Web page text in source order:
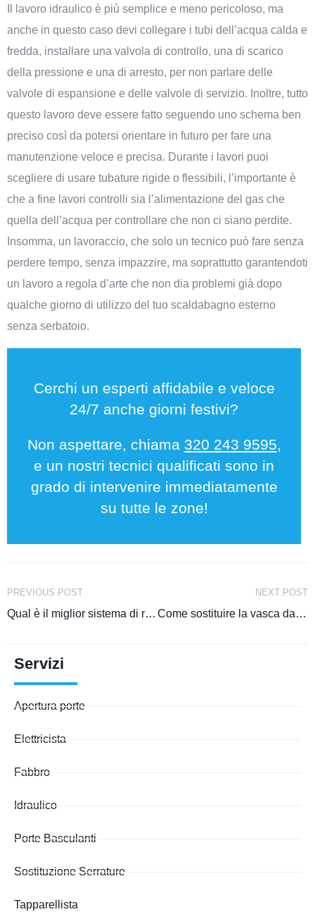
Il lavoro idraulico è più semplice e meno pericoloso, ma
anche in questo caso devi collegare i tubi dell’acqua calda e
fredda, installare una valvola di controllo, una di scarico
della pressione e una di arresto, per non parlare delle
valvole di espansione e delle valvole di servizio. Inoltre, tutto
questo lavoro deve essere fatto seguendo uno schema ben
preciso così da potersi orientare in futuro per fare una
manutenzione veloce e precisa. Durante i lavori puoi
scegliere di usare tubature rigide o flessibili, l’importante è
che a fine lavori controlli sia l’alimentazione del gas che
quella dell’acqua per controllare che non ci siano perdite.
Insomma, un lavoraccio, che solo un tecnico può fare senza
perdere tempo, senza impazzire, ma soprattutto garantendoti
un lavoro a regola d’arte che non dia problemi già dopo
qualche giorno di utilizzo del tuo scaldabagno esterno
senza serbatoio.
Cerchi un esperti affidabile e veloce
24/7 anche giorni festivi?
Non aspettare, chiama 320 243 9595,
e un nostri tecnici qualificati sono in
grado di intervenire immediatamente
su tutte le zone!
PREVIOUS POST
Qual è il miglior sistema di riscaldamento a pavimento
NEXT POST
Come sostituire la vasca da bagno con una doccia
Servizi
Apertura porte
Elettricista
Fabbro
Idraulico
Porte Basculanti
Sostituzione Serrature
Tapparellista